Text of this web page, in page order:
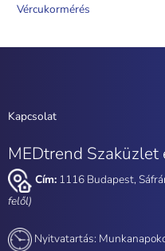
Vércukormérés
Kapcsolat
MEDtrend Szaküzlet
Cím: 1116 Budapest,
felől)
Nyitvatartás: